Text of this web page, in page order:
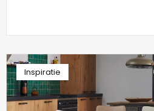
Inspiratie